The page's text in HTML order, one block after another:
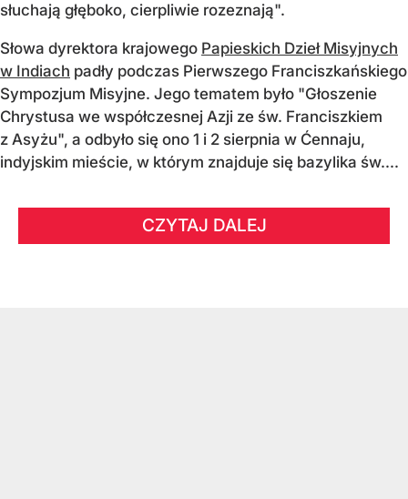
słuchają głęboko, cierpliwie rozeznają".
Słowa dyrektora krajowego Papieskich Dzieł Misyjnych
w Indiach padły podczas Pierwszego Franciszkańskiego
Sympozjum Misyjne. Jego tematem było "Głoszenie
Chrystusa we współczesnej Azji ze św. Franciszkiem
z Asyżu", a odbyło się ono 1 i 2 sierpnia w Ćennaju,
indyjskim mieście, w którym znajduje się bazylika św....
CZYTAJ DALEJ